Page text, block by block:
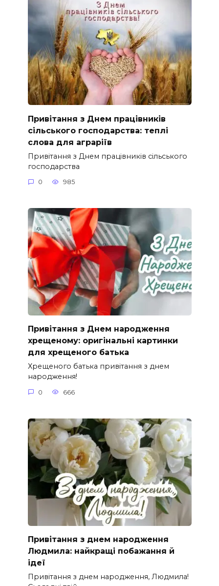
Привітання з Днем працівників
сільського господарства: теплі
слова для аграріїв
Привітання з Днем працівників сільського
господарства
0 985
Привітання з Днем народження
хрещеному: оригінальні картинки
для хрещеного батька
Хрещеного батька привітання з днем
народження!
0 666
Привітання з днем народження
Людмила: найкращі побажання й
ідеї
Привітання з днем народження, Людмила!